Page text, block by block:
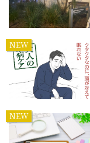
NEW
NEW